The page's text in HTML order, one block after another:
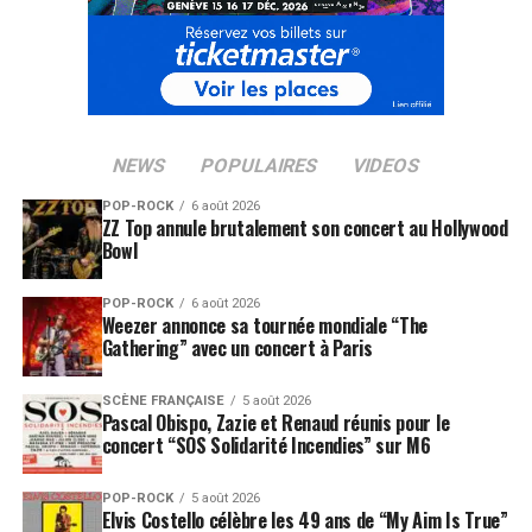
SUJETS ASSOCIÉS: AMY MACDONALD
CAPRICES FESTIVAL
CARL COX
GOTAN PROJECT
NEWS POPULAIRES VIDEOS
POP-ROCK 6 août 2026
ZZ Top annule brutalement son concert au Hollywood
Bowl
POP-ROCK 6 août 2026
Weezer annonce sa tournée mondiale “The
Gathering” avec un concert à Paris
SCÈNE FRANÇAISE 5 août 2026
Pascal Obispo, Zazie et Renaud réunis pour le
concert “SOS Solidarité Incendies” sur M6
POP-ROCK 5 août 2026
Elvis Costello célèbre les 49 ans de “My Aim Is True”